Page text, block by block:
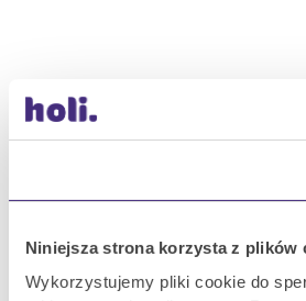
Niniejsza strona korzysta z plików
Wykorzystujemy pliki cookie do